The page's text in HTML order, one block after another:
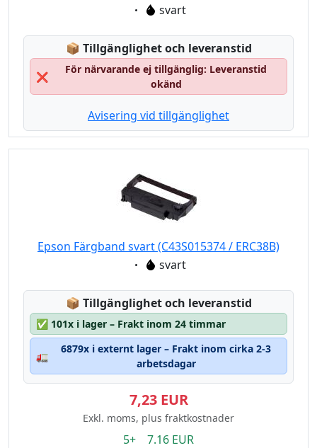
Eigenschaft:
svart
📦 Lagerstatus:
Tillgänglighet och leveranstid
❌
För närvarande ej tillgänglig: Leveranstid
okänd
Avisering vid tillgänglighet
Epson Färgband svart (C43S015374 / ERC38B)
Eigenschaft:
svart
📦 Lagerstatus:
Tillgänglighet och leveranstid
✅ 101x i lager – Frakt inom 24 timmar
🚛
6879x i externt lager – Frakt inom cirka 2-3
arbetsdagar
7,23 EUR
Exkl. moms, plus fraktkostnader
5+ 7.16 EUR